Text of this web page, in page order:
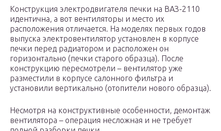
Конструкция электродвигателя печки на ВАЗ-2110
идентична, а вот вентиляторы и место их
расположения отличается. На моделях первых годов
выпуска электровентилятор установлен в корпусе
печки перед радиатором и расположен он
горизонтально (печки старого образца). После
конструкцию пересмотрели – вентилятор уже
разместили в корпусе салонного фильтра и
установили вертикально (отопители нового образца).
Несмотря на конструктивные особенности, демонтаж
вентилятора – операция несложная и не требует